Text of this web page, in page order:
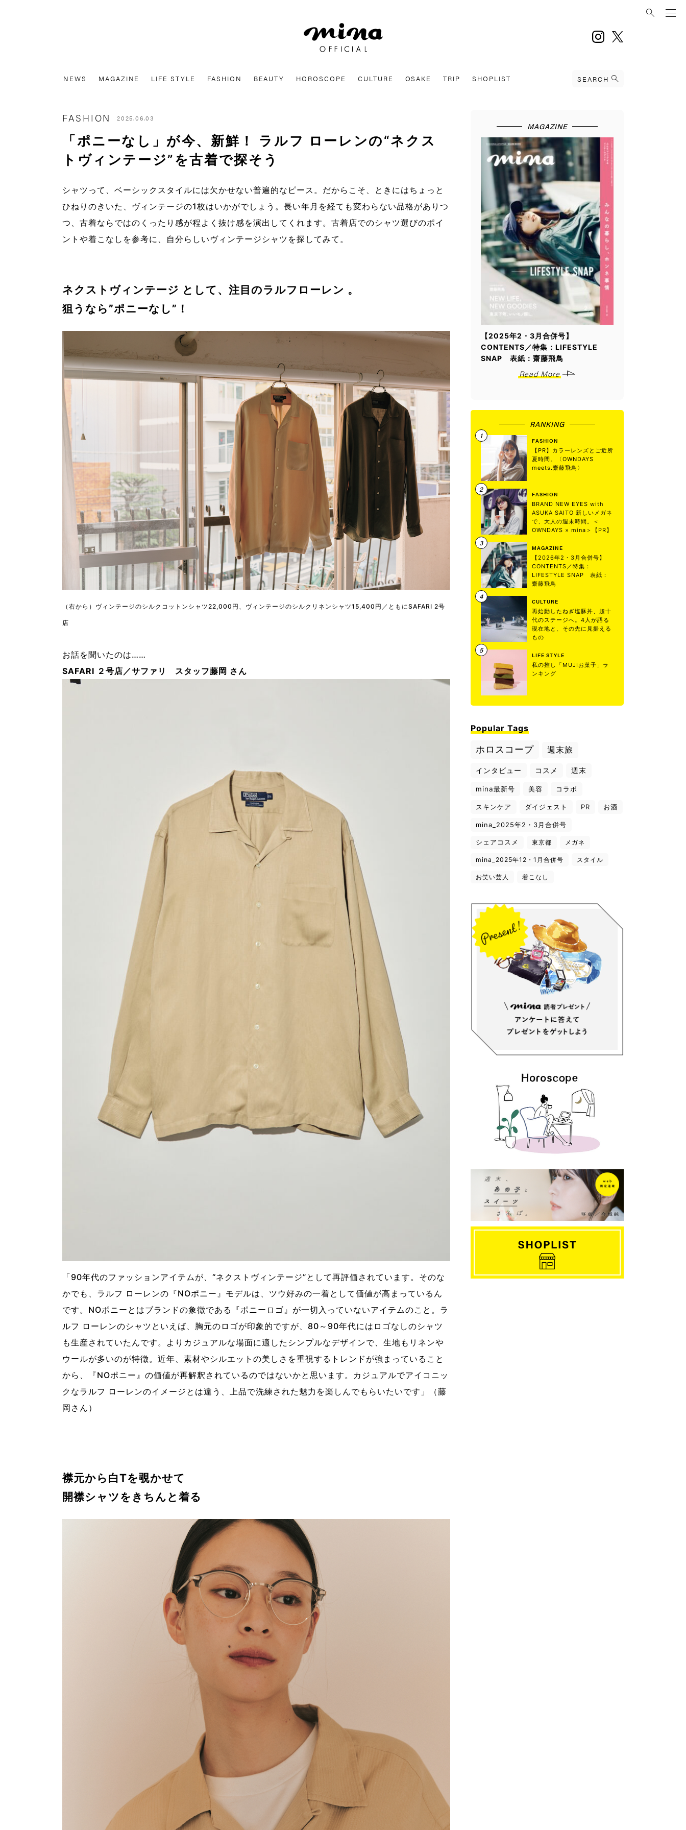
instagram
NEWS MAGAZINE LIFE STYLE FASHION BEAUTY HOROSCOPE CULTURE OSAKE TRIP SHOPLIST SEARCH
FASHION 2025.06.03
「ポニーなし」が今、新鮮！ ラルフ ローレンの“ネクス
トヴィンテージ”を古着で探そう
シャツって、ベーシックスタイルには欠かせない普遍的なピース。だからこそ、ときにはちょっと
ひねりのきいた、ヴィンテージの1枚はいかがでしょう。長い年月を経ても変わらない品格がありつ
つ、古着ならではのくったり感が程よく抜け感を演出してくれます。古着店でのシャツ選びのポイ
ントや着こなしを参考に、自分らしいヴィンテージシャツを探してみて。
ネクストヴィンテージ として、注目のラルフローレン 。
狙うなら”ポニーなし”！
（右から）ヴィンテージのシルクコットンシャツ22,000円、ヴィンテージのシルクリネンシャツ15,400円／ともにSAFARI 2号
店
お話を聞いたのは……
SAFARI ２号店／サファリ
スタッフ藤岡 さん
「90年代のファッションアイテムが、“ネクストヴィンテージ”として再評価されています。そのな
かでも、ラルフ ローレンの『NOポニー』モデルは、ツウ好みの一着として価値が高まっているん
です。NOポニーとはブランドの象徴である『ポニーロゴ』が一切入っていないアイテムのこと。ラ
ルフ ローレンのシャツといえば、胸元のロゴが印象的ですが、80～90年代にはロゴなしのシャツ
も生産されていたんです。よりカジュアルな場面に適したシンプルなデザインで、生地もリネンや
ウールが多いのが特徴。近年、素材やシルエットの美しさを重視するトレンドが強まっていること
から、『NOポニー』の価値が再解釈されているのではないかと思います。カジュアルでアイコニッ
クなラルフ ローレンのイメージとは違う、上品で洗練された魅力を楽しんでもらいたいです」（藤
岡さん）
襟元から白Tを覗かせて
開襟シャツをきちんと着る
MAGAZINE
【2025年2・3月合併号】
CONTENTS／特集：LIFESTYLE
SNAP 表紙：齋藤飛鳥
Read More
RANKING
FASHION
【PR】カラーレンズとご近所
夏時間。〈OWNDAYS
meets.齋藤飛鳥〉
FASHION
BRAND NEW EYES with
ASUKA SAITO 新しいメガネ
で、大人の週末時間。＜
OWNDAYS × mina＞【PR】
MAGAZINE
【2026年2・3月合併号】
CONTENTS／特集：
LIFESTYLE SNAP 表紙：
齋藤飛鳥
CULTURE
再始動したねぎ塩豚丼、超十
代のステージへ。4人が語る
現在地と、その先に見据える
もの
LIFE STYLE
私の推し「MUJIお菓子」ラ
ンキング
Popular Tags
ホロスコープ 週末旅
インタビュー コスメ 週末
mina最新号 美容 コラボ
スキンケア ダイジェスト PR お酒
mina_2025年2・3月合併号
シェアコスメ 東京都 メガネ
mina_2025年12・1月合併号 スタイル
お笑い芸人 着こなし